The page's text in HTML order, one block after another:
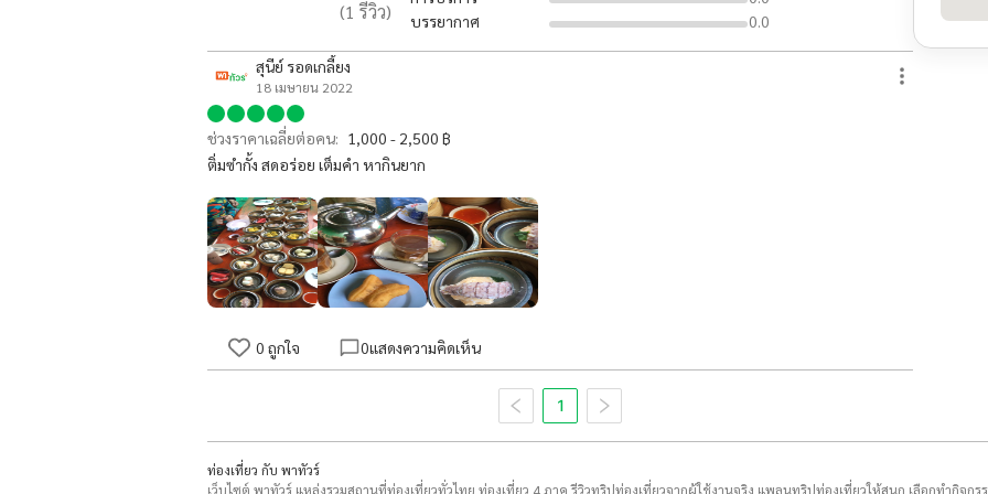
(1 รีวิว)
บรรยากาศ
0.0
สุนีย์ รอดเกลี้ยง
18 เมษายน 2022
ช่วงราคาเฉลี่ยต่อคน: 1,000 - 2,500 ฿
ติ่มซำกั้ง สดอร่อย เต็มคำ หากินยาก
0 ถูกใจ 0แสดงความคิดเห็น
1
ท่องเที่ยว กับ พาทัวร์
เว็บไซต์ พาทัวร์ แหล่งรวมสถานที่ท่องเที่ยวทั่วไทย ท่องเที่ยว 4 ภาค รีวิวทริปท่องเที่ยวจากผู้ใช้งานจริง แพลนทริปท่องเที่ยวให้สนุก เลือกทำกิจกร